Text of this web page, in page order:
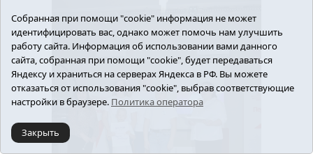
Собранная при помощи "cookie" информация не может
идентифицировать вас, однако может помочь нам улучшить
работу сайта. Информация об использовании вами данного
сайта, собранная при помощи "cookie", будет передаваться
Яндексу и храниться на серверах Яндекса в РФ. Вы можете
отказаться от использования "cookie", выбрав соответствующие
настройки в браузере. Политика оператора
Закрыть